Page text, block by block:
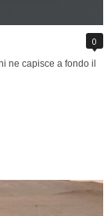
0
ne capisce a fondo il